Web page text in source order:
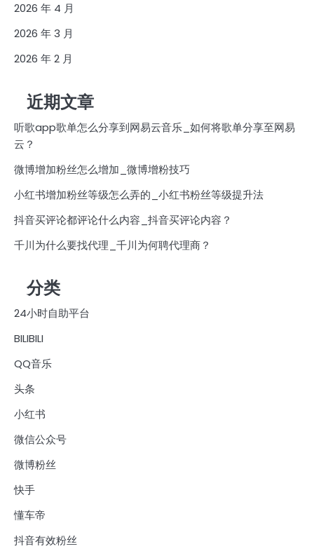
2026 年 4 月
2026 年 3 月
2026 年 2 月
近期文章
听歌app歌单怎么分享到网易云音乐_如何将歌单分享至网易
云？
微博增加粉丝怎么增加_微博增粉技巧
小红书增加粉丝等级怎么弄的_小红书粉丝等级提升法
抖音买评论都评论什么内容_抖音买评论内容？
千川为什么要找代理_千川为何聘代理商？
分类
24小时自助平台
BILIBILI
QQ音乐
头条
小红书
微信公众号
微博粉丝
快手
懂车帝
抖音有效粉丝